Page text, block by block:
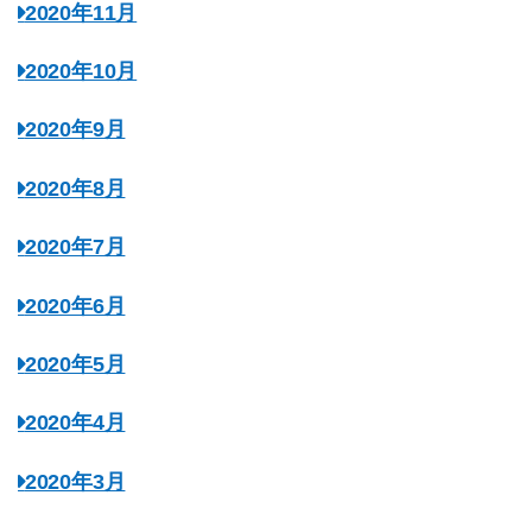
2020年11月
2020年10月
2020年9月
2020年8月
2020年7月
2020年6月
2020年5月
2020年4月
2020年3月